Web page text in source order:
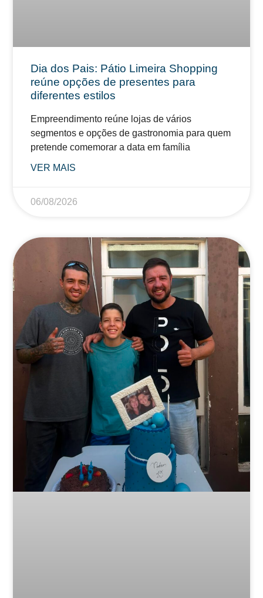
Dia dos Pais: Pátio Limeira Shopping
reúne opções de presentes para
diferentes estilos
Empreendimento reúne lojas de vários
segmentos e opções de gastronomia para quem
pretende comemorar a data em família
VER MAIS
06/08/2026